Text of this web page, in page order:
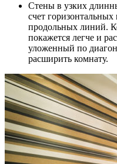
Стены в узких
счет
продольных линий.
покажется легче и
уложенный по
расширить комнату.